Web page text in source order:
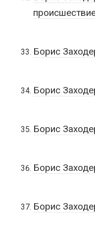
Борис
Борис
Борис
Борис
Борис